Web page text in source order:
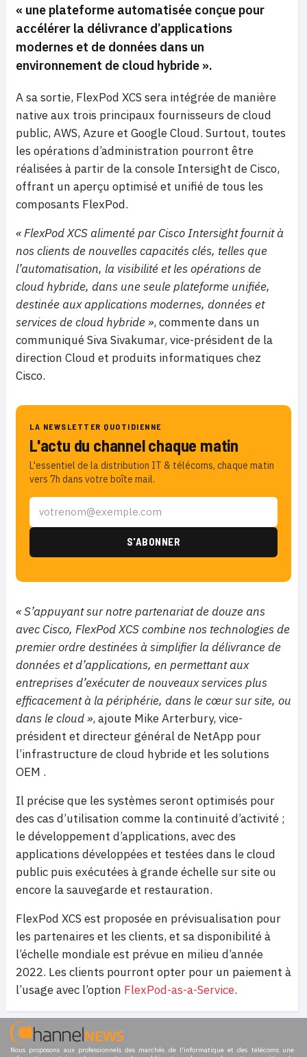
« une plateforme automatisée conçue pour
accélérer la délivrance d’applications
modernes et de données dans un
environnement de cloud hybride ».
A sa sortie, FlexPod XCS sera intégrée de manière
native aux trois principaux fournisseurs de cloud
public, AWS, Azure et Google Cloud. Surtout, toutes
les opérations d’administration pourront être
réalisées à partir de la console Intersight de Cisco,
offrant un aperçu optimisé et unifié de tous les
composants FlexPod.
« FlexPod XCS alimenté par Cisco Intersight fournit à
nos clients de nouvelles capacités clés, telles que
l’automatisation, la visibilité et les opérations de
cloud hybride, dans une seule plateforme unifiée,
destinée aux applications modernes, données et
services de cloud hybride », commente dans un
communiqué Siva Sivakumar, vice-président de la
direction Cloud et produits informatiques chez
Cisco.
LA NEWSLETTER QUOTIDIENNE
L'actu du channel chaque matin
L'essentiel de la distribution IT & télécoms, chaque matin
vers 7h dans votre boîte mail.
« S’appuyant sur notre partenariat de douze ans
avec Cisco, FlexPod XCS combine nos technologies de
premier ordre destinées à simplifier la délivrance de
données et d’applications, en permettant aux
entreprises d’exécuter de nouveaux services plus
efficacement à la périphérie, dans le cœur sur site, ou
dans le cloud », ajoute Mike Arterbury, vice-
président et directeur général de NetApp pour
l’infrastructure de cloud hybride et les solutions
OEM .
Il précise que les systèmes seront optimisés pour
des cas d’utilisation comme la continuité d’activité ;
le développement d’applications, avec des
applications développées et testées dans le cloud
public puis exécutées à grande échelle sur site ou
encore la sauvegarde et restauration.
FlexPod XCS est proposée en prévisualisation pour
les partenaires et les clients, et sa disponibilité à
l’échelle mondiale est prévue en milieu d’année
2022. Les clients pourront opter pour un paiement à
l’usage avec l’option FlexPod-as-a-Service.
Nous proposons aux professionnels des marchés de l'informatique et des télécoms une